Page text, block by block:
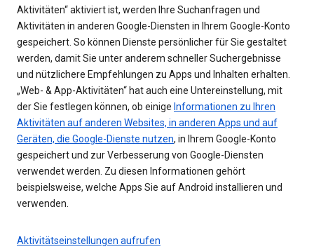
Aktivitäten“ aktiviert ist, werden Ihre Suchanfragen und
Aktivitäten in anderen Google-Diensten in Ihrem Google-Konto
gespeichert. So können Dienste persönlicher für Sie gestaltet
werden, damit Sie unter anderem schneller Suchergebnisse
und nützlichere Empfehlungen zu Apps und Inhalten erhalten.
„Web- & App-Aktivitäten“ hat auch eine Untereinstellung, mit
der Sie festlegen können, ob einige Informationen zu Ihren
Aktivitäten auf anderen Websites, in anderen Apps und auf
Geräten, die Google-Dienste nutzen, in Ihrem Google-Konto
gespeichert und zur Verbesserung von Google-Diensten
verwendet werden. Zu diesen Informationen gehört
beispielsweise, welche Apps Sie auf Android installieren und
verwenden.
Aktivitätseinstellungen aufrufen